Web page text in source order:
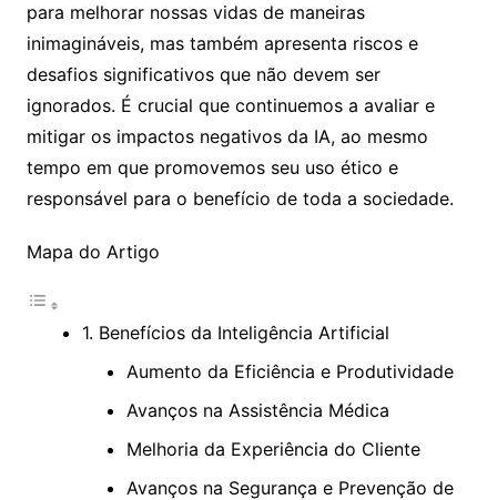
para melhorar nossas vidas de maneiras
inimagináveis, mas também apresenta riscos e
desafios significativos que não devem ser
ignorados. É crucial que continuemos a avaliar e
mitigar os impactos negativos da IA, ao mesmo
tempo em que promovemos seu uso ético e
responsável para o benefício de toda a sociedade.
Mapa do Artigo
1. Benefícios da Inteligência Artificial
Aumento da Eficiência e Produtividade
Avanços na Assistência Médica
Melhoria da Experiência do Cliente
Avanços na Segurança e Prevenção de